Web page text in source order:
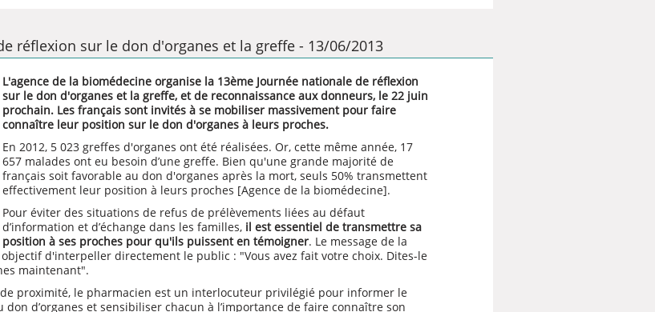
réflexion sur le don d'organes et la greffe - 13/06/2013
L'agence de la biomédecine organise la 13ème Journée nationale de réflexion
sur le don d'organes et la greffe, et de reconnaissance aux donneurs, le 22 juin
prochain. Les français sont invités à se mobiliser massivement pour faire
connaître leur position sur le don d'organes à leurs proches.
En 2012, 5 023 greffes d'organes ont été réalisées. Or, cette même année, 17
657 malades ont eu besoin d’une greffe. Bien qu'une grande majorité de
français soit favorable au don d'organes après la mort, seuls 50% transmettent
effectivement leur position à leurs proches [Agence de la biomédecine].
Pour éviter des situations de refus de prélèvements liées au défaut
d’information et d’échange dans les familles, il est essentiel de transmettre sa
position à ses proches pour qu'ils puissent en témoigner. Le message de la
d'interpeller directement le public : "Vous avez fait votre choix. Dites-le
maintenant".
proximité, le pharmacien est un interlocuteur privilégié pour informer le
d’organes et sensibiliser chacun à l’importance de faire connaître son